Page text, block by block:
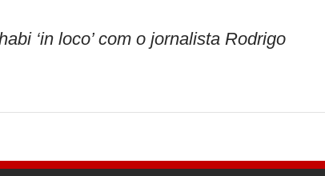
‘in loco’ com o jornalista Rodrigo